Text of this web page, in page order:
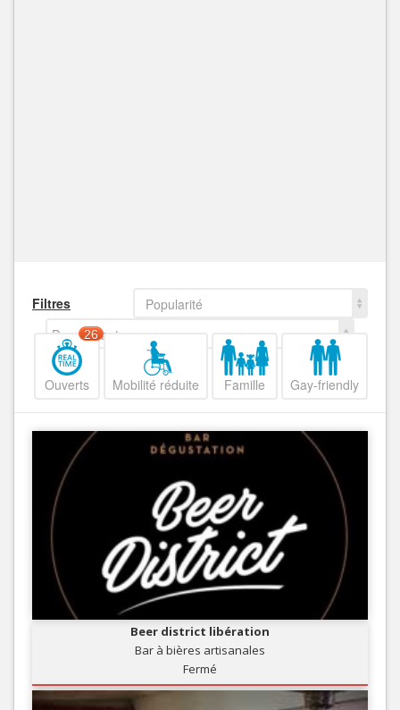
Filtres
Popularité
Decroissant
Ouverts
26
Mobilité réduite Famille Gay-friendly
Beer district libération
Bar à bières artisanales
Fermé